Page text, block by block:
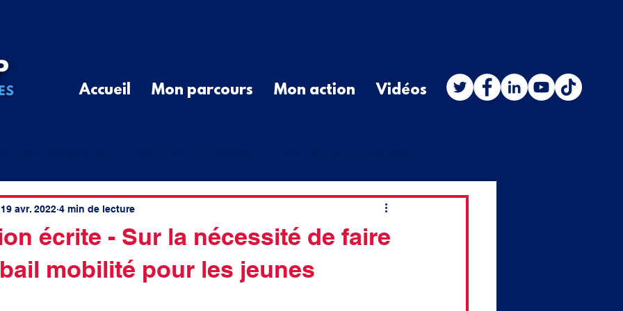
Accueil Mon parcours Mon action Vidéos
Communiqué de Presse Question orale
élus ruraux cotisations spatial
écrite - Sur la nécessité de faire
mobilité pour les jeunes
19 avr. 2022 4 min de lecture